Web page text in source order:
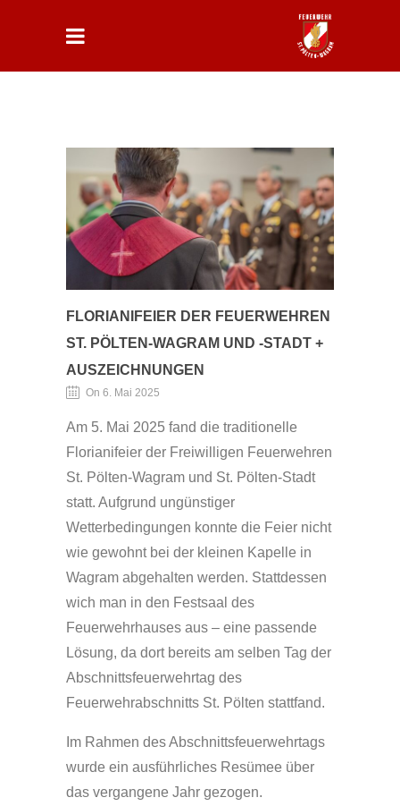
FLORIANIFEIER DER FEUERWEHREN
ST. PÖLTEN-WAGRAM UND -STADT +
AUSZEICHNUNGEN
On 6. Mai 2025
Am 5. Mai 2025 fand die traditionelle
Florianifeier der Freiwilligen Feuerwehren
St. Pölten-Wagram und St. Pölten-Stadt
statt. Aufgrund ungünstiger
Wetterbedingungen konnte die Feier nicht
wie gewohnt bei der kleinen Kapelle in
Wagram abgehalten werden. Stattdessen
wich man in den Festsaal des
Feuerwehrhauses aus – eine passende
Lösung, da dort bereits am selben Tag der
Abschnittsfeuerwehrtag des
Feuerwehrabschnitts St. Pölten stattfand.
Im Rahmen des Abschnittsfeuerwehrtags
wurde ein ausführliches Resümee über
das vergangene Jahr gezogen.